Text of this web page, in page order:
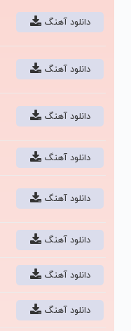
دانلود آهنگ
دانلود آهنگ
دانلود آهنگ
دانلود آهنگ
دانلود آهنگ
دانلود آهنگ
دانلود آهنگ
دانلود آهنگ